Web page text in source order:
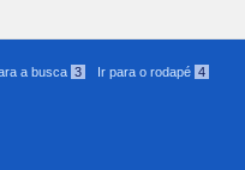
a busca 3 Ir para o rodapé 4